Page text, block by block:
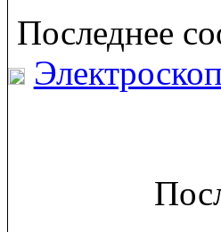
Последнее